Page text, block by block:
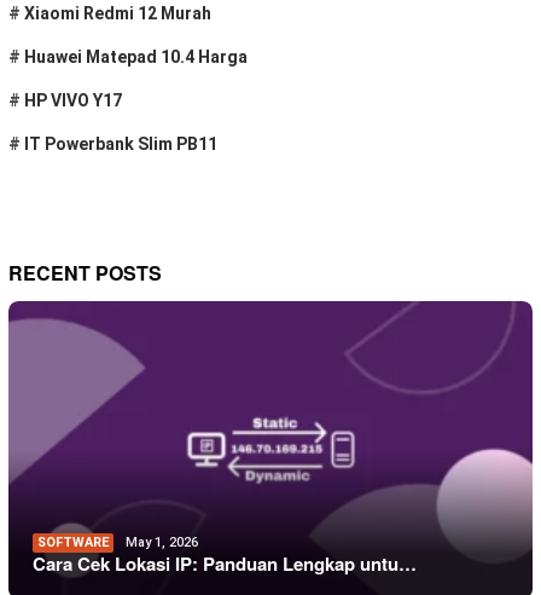
# Xiaomi Redmi 12 Murah
# Huawei Matepad 10.4 Harga
# HP VIVO Y17
# IT Powerbank Slim PB11
RECENT POSTS
SOFTWARE May 1, 2026
Cara Cek Lokasi IP: Panduan Lengkap untu…